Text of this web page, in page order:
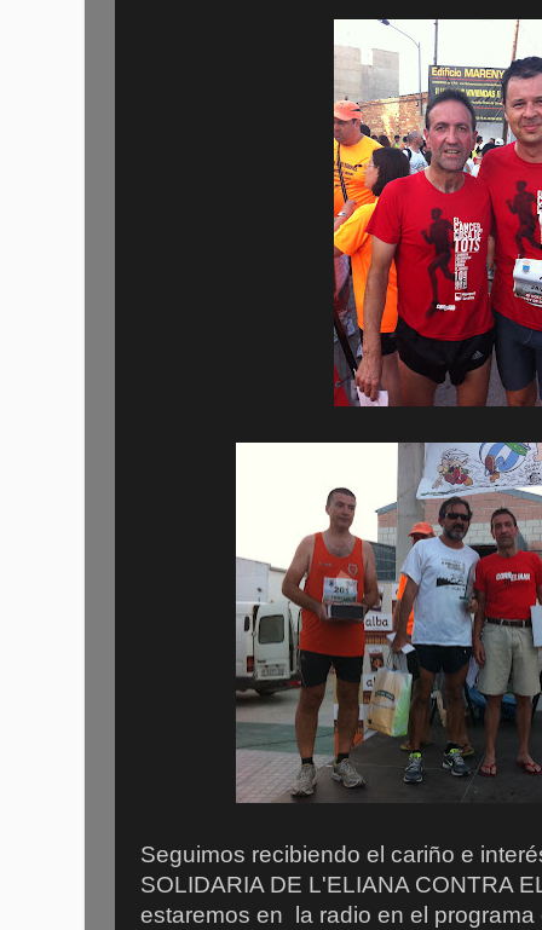
Seguimos recibiendo el cariño e
SOLIDARIA DE L'ELIANA CONTRA
estaremos en la radio en el programa